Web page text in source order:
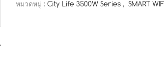
หมวดหมู่ : City Life 3500W Series , SMART